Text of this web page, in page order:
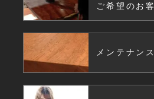
ご希望のお
メンテナン